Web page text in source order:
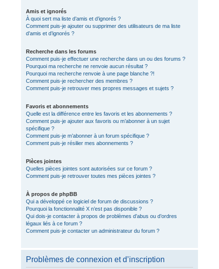
Amis et ignorés
À quoi sert ma liste d’amis et d’ignorés ?
Comment puis-je ajouter ou supprimer des utilisateurs de ma liste
d’amis et d’ignorés ?
Recherche dans les forums
Comment puis-je effectuer une recherche dans un ou des forums ?
Pourquoi ma recherche ne renvoie aucun résultat ?
Pourquoi ma recherche renvoie à une page blanche ?!
Comment puis-je rechercher des membres ?
Comment puis-je retrouver mes propres messages et sujets ?
Favoris et abonnements
Quelle est la différence entre les favoris et les abonnements ?
Comment puis-je ajouter aux favoris ou m’abonner à un sujet
spécifique ?
Comment puis-je m’abonner à un forum spécifique ?
Comment puis-je résilier mes abonnements ?
Pièces jointes
Quelles pièces jointes sont autorisées sur ce forum ?
Comment puis-je retrouver toutes mes pièces jointes ?
À propos de phpBB
Qui a développé ce logiciel de forum de discussions ?
Pourquoi la fonctionnalité X n’est pas disponible ?
Qui dois-je contacter à propos de problèmes d’abus ou d’ordres
légaux liés à ce forum ?
Comment puis-je contacter un administrateur du forum ?
Problèmes de connexion et d’inscription